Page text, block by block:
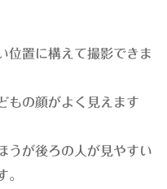
位置に構えて撮影できま
もの顔がよく見えます
うが後ろの人が見やすい
。